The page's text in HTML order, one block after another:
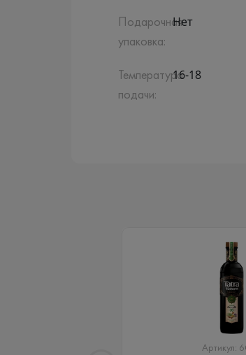
Подарочная
упаковка:
Нет
Температура
подачи:
16-18
Артикул: